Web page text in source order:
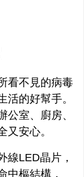
看不見的病毒
的好幫手。
公室、廚房、
又安心。
線LED晶片，
中樞結構，